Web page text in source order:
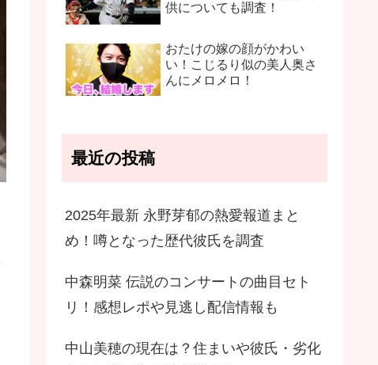
供についても調査！
おたけの嫁の顔がかわい
い！こじるり似の美人奥さ
んにメロメロ！
最近の投稿
2025年最新 永野芽郁の熱愛報道まと
め！噂となった歴代彼氏を調査
中森明菜 伝説のコンサートの曲目セト
リ！感想レポや見逃し配信情報も
中山美穂の現在は？住まいや彼氏・劣化